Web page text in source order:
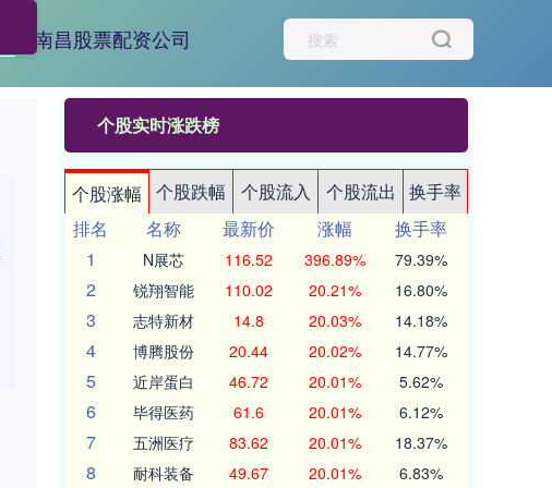
南昌股票配资公司
个股实时涨跌榜
个股涨幅 个股跌幅 个股流入 个股流出
换手率
排名
名称 最新价 涨幅
换手率
1
N展芯 116.52 396.89% 79.39%
2 锐翔智能 110.02 20.21% 16.80%
3 志特新材 14.8 20.03% 14.18%
4 博腾股份 20.44 20.02% 14.77%
5 近岸蛋白 46.72 20.01% 5.62%
6 毕得医药 61.6 20.01% 6.12%
7 五洲医疗 83.62 20.01% 18.37%
8 耐科装备 49.67 20.01% 6.83%